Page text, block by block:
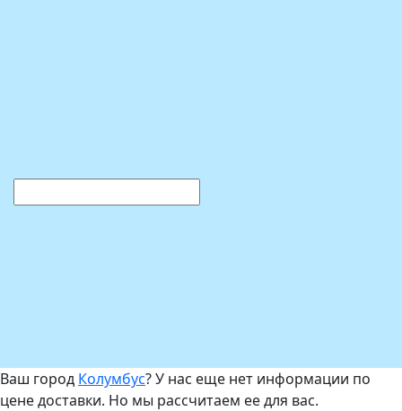
Ваш город Колумбус? У нас еще нет информации по
цене доставки. Но мы рассчитаем ее для вас.